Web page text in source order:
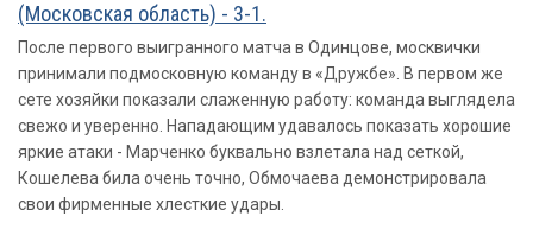
(Московская область) - 3-1.
После первого выигранного матча в Одинцове, москвички
принимали подмосковную команду в «Дружбе». В первом же
сете хозяйки показали слаженную работу: команда выглядела
свежо и уверенно. Нападающим удавалось показать хорошие
яркие атаки - Марченко буквально взлетала над сеткой,
Кошелева била очень точно, Обмочаева демонстрировала
свои фирменные хлесткие удары.